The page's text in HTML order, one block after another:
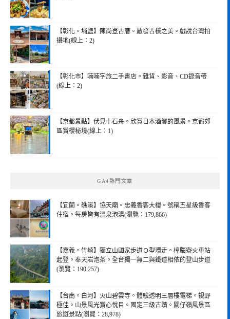
【彰化。埔鹽】陳尚登古厝。散發古樸之美。戲說台灣拍
攝地(線上：2)
【彰化市】喃喃字旅二手書店。雜貨、影音、CD錄音帶
(線上：2)
【京都景點】伏見十石舟。欣賞日本酒鄉的風景。京都郊
區賞櫻秘境(線上：1)
GA4熱門文章
【宜蘭。礁溪】協天廟。忠義香客大樓。號稱五星級香客
住宿。每房皆有溫泉泡湯(瀏覽：179,866)
【嘉義。竹崎】獨立山國家步道Ｏ型環走。樟腦寮火車站
起登。奉天岩泡茶。全台獨一無二與鐵道相依的登山步道
(瀏覽：190,257)
【台南。白河】火山碧雲寺。體驗透明三層樓電梯。視野
極佳。山景風光賞心悅目。國定三級古蹟。關仔嶺風景區
旅遊景點(瀏覽：28,978)